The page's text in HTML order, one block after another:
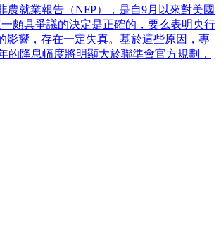
就業報告（NFP），是自9月以來對美國
頗具爭議的決定是正確的，要么表明央行
影響，存在一定失真。基於這些原因，專
降息幅度將明顯大於聯準會官方規劃，